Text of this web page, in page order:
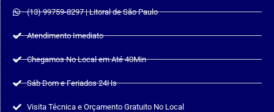
(13) 99759-8297 | Litoral de São Paulo
Atendimento Imediato
Chegamos No Local em Até 40Min
Sáb Dom e Feriados 24Hs
Visita Técnica e Orçamento Gratuito No Local